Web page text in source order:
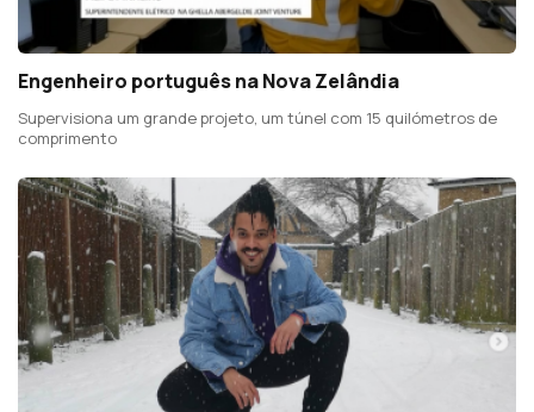
Engenheiro português na Nova Zelândia
Supervisiona um grande projeto, um túnel com 15 quilómetros de
comprimento